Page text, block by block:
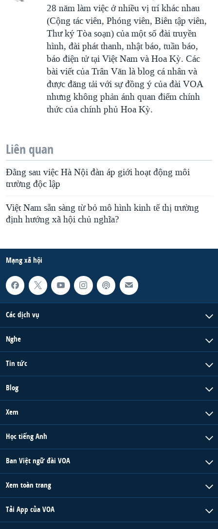
28 năm làm việc ở nhiều vị trí khác nhau
(Cộng tác viên, Phóng viên, Biên tập viên,
Thư ký Tòa soạn) của một số đài truyền
hình, đài phát thanh, nhật báo, tuần báo,
báo điện tử tại Việt Nam và Hoa Kỳ. Các
bài viết của Trân Văn là blog cá nhân và
được đăng tải với sự đồng ý của đài VOA
nhưng không phản ánh quan điểm chính
thức của chính phủ Hoa Kỳ.
Liên quan
Đằng sau việc Hà Nội đàn áp giới hoạt động môi
trường độc lập
Việt Nam sẵn sàng từ bỏ mô hình kinh tế thị trường
định hướng xã hội chủ nghĩa?
Mạng xã hội
Các dịch vụ
Nghe
Tin tức
Blog
Xem
Học tiếng Anh
Ban Việt ngữ đài VOA
Xem toàn trang
Tải App của VOA